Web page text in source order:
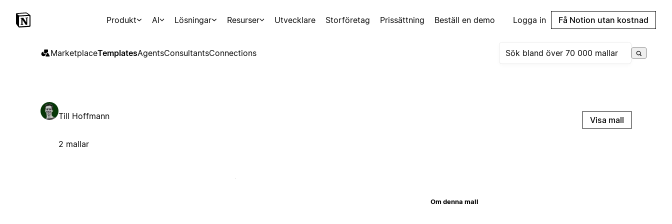
Produkt AI Lösningar Resurser Utvecklare Storföretag Prissättning Beställ en demo Logga in Få Notion utan kostnad
MarketplaceTemplatesAgentsConsultantsConnections
Till Hoffmann
2 mallar
Visa mall
Om denna mall